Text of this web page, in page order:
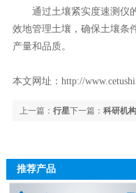
通过土壤紧实度速测仪的
效地管理土壤，确保土壤条
产量和品质。
本文网址： http://
下一篇：科研机
上一篇： 行星
推荐产品